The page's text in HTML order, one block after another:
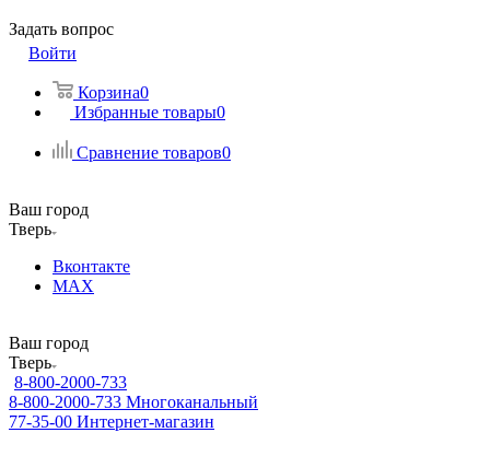
Задать вопрос
Войти
Корзина0
Избранные товары0
Сравнение товаров0
Ваш город
Тверь
Вконтакте
MAX
Ваш город
Тверь
8-800-2000-733
8-800-2000-733 Многоканальный
77-35-00 Интернет-магазин